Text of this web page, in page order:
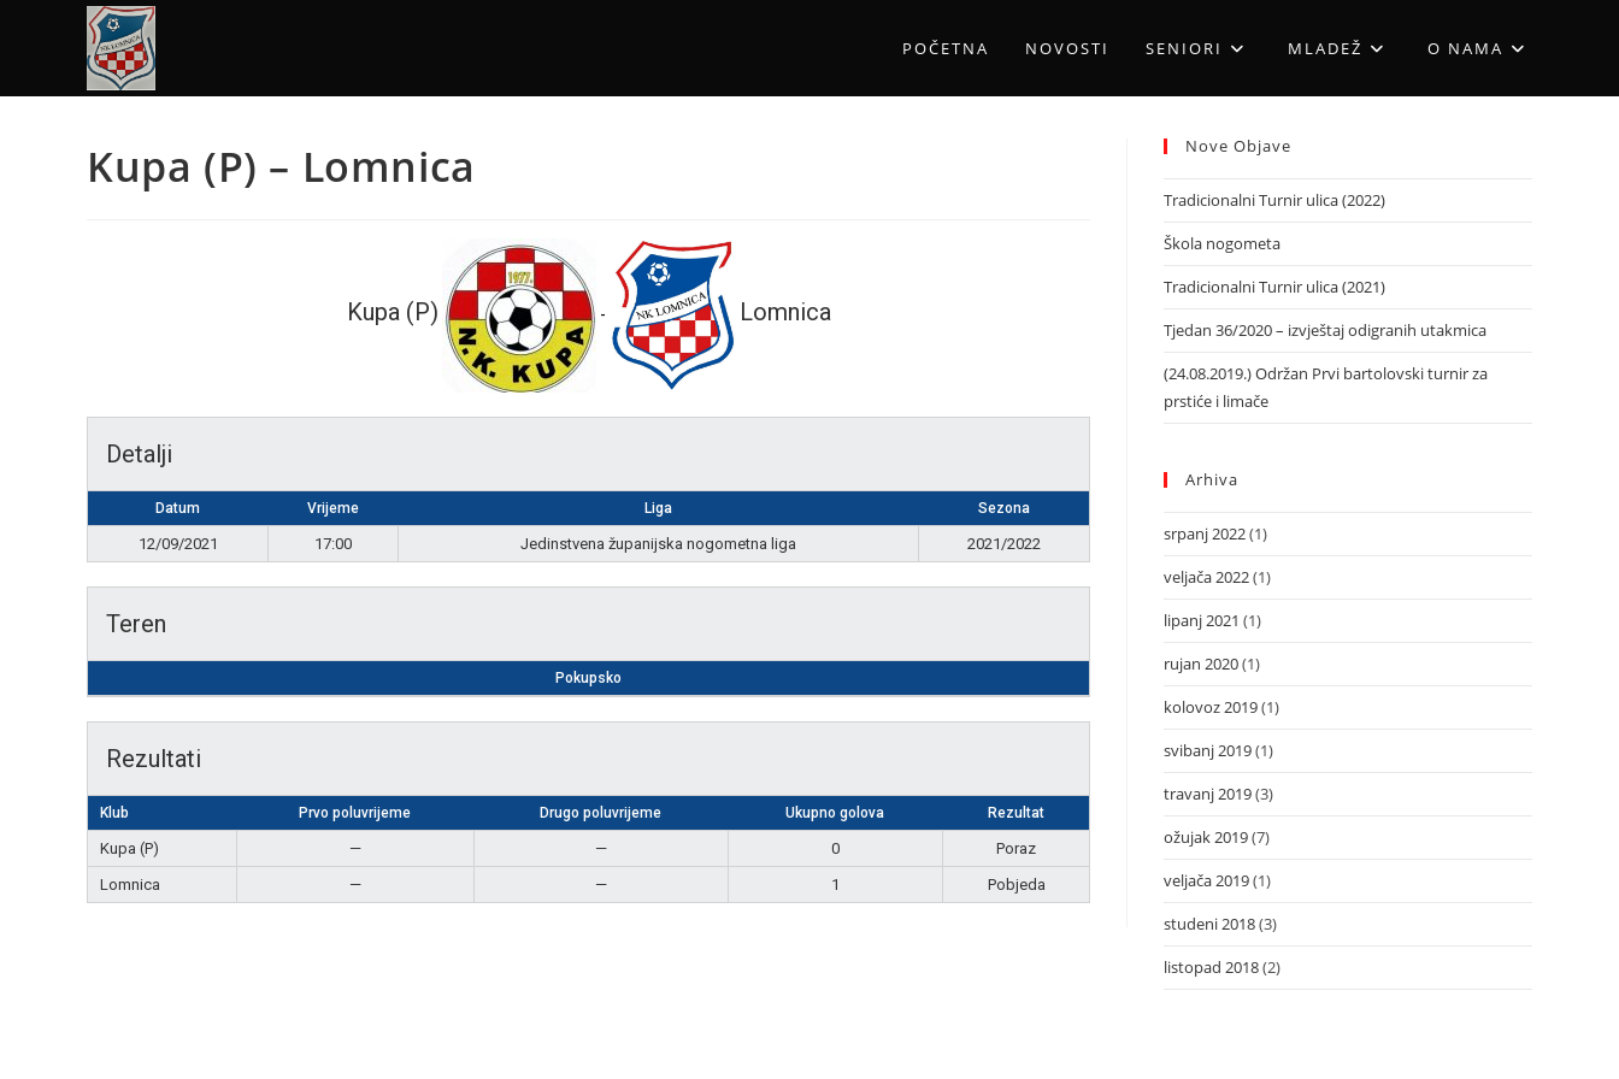
POČETNA NOVOSTI SENIORI MLADEŽ O NAMA
Kupa (P) – Lomnica
Kupa (P) - Lomnica
Detalji
Datum Vrijeme Liga Sezona
12/09/2021 17:00 Jedinstvena županijska nogometna liga 2021/2022
Teren
Pokupsko
Rezultati
Klub Prvo poluvrijeme Drugo poluvrijeme Ukupno golova Rezultat
Kupa (P) — — 0
Poraz
Lomnica
— — 1 Pobjeda
Nove Objave
Tradicionalni Turnir ulica (2022)
Škola nogometa
Tradicionalni Turnir ulica (2021)
Tjedan 36/2020 – izvještaj odigranih utakmica
(24.08.2019.) Održan Prvi bartolovski turnir za
prstiće i limače
Arhiva
srpanj 2022(1)
veljača 2022(1)
lipanj 2021 (1)
rujan 2020(1)
kolovoz 2019(1)
svibanj 2019(1)
travanj 2019(3)
ožujak 2019(7)
veljača 2019(1)
studeni 2018(3)
listopad 2018(2)